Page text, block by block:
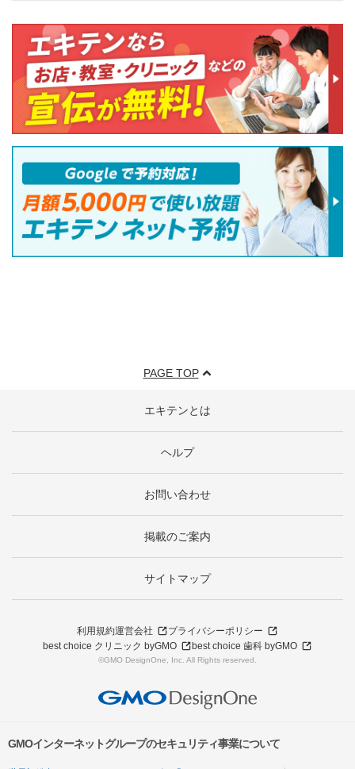
PAGE TOP
エキテンとは
ヘルプ
お問い合わせ
掲載のご案内
サイトマップ
利用規約運営会社
プライバシーポリシー
best choice クリニック byGMO
best choice 歯科 byGMO
©GMO DesignOne, Inc. All Rights reserved.
GMOインターネットグループのセキュリティ事業について